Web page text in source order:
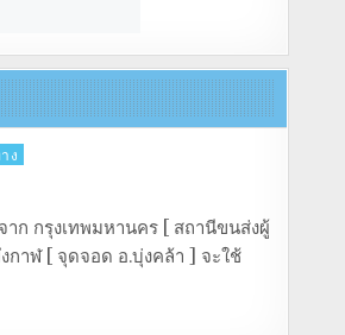
ง
าก กรุงเทพมหานคร [ สถานีขนส่งผู้
กาฬ [ จุดจอด อ.บุ่งคล้า ] จะใช้